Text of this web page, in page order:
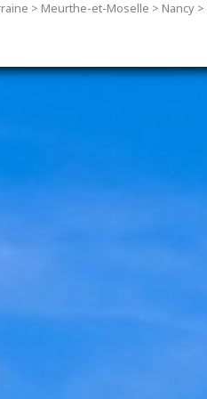
> Meurthe-et-Moselle > Nancy>